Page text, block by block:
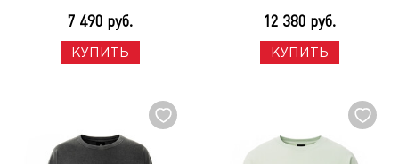
7 490 руб.
КУПИТЬ
12 380 руб.
КУПИТЬ